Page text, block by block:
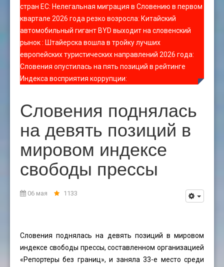
стран ЕС: Нелегальная миграция в Словению в первом
квартале 2026 года резко возросла: Китайский
автомобильный гигант BYD выходит на словенский
рынок: Штайерска вошла в тройку лучших
европейских туристических направлений 2026 года:
Словения опустилась на пять позиций в рейтинге
Индекса восприятия коррупции:
Словения поднялась
на девять позиций в
мировом индексе
свободы прессы
06 мая 1133
Словения поднялась на девять позиций в мировом
индексе свободы прессы, составленном организацией
«Репортеры без границ», и заняла 33-е место среди